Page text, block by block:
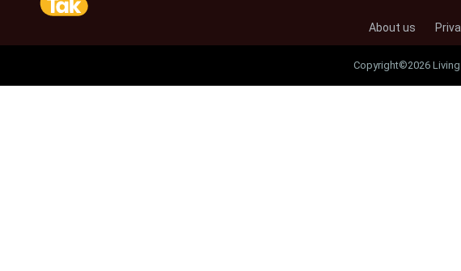
About us
Copyright©2026